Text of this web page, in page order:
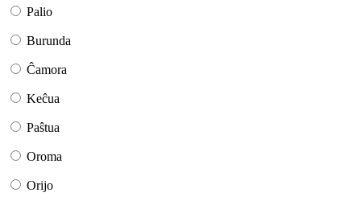
Palio
Burunda
Ĉamora
Keĉua
Paŝtua
Oroma
Orijo